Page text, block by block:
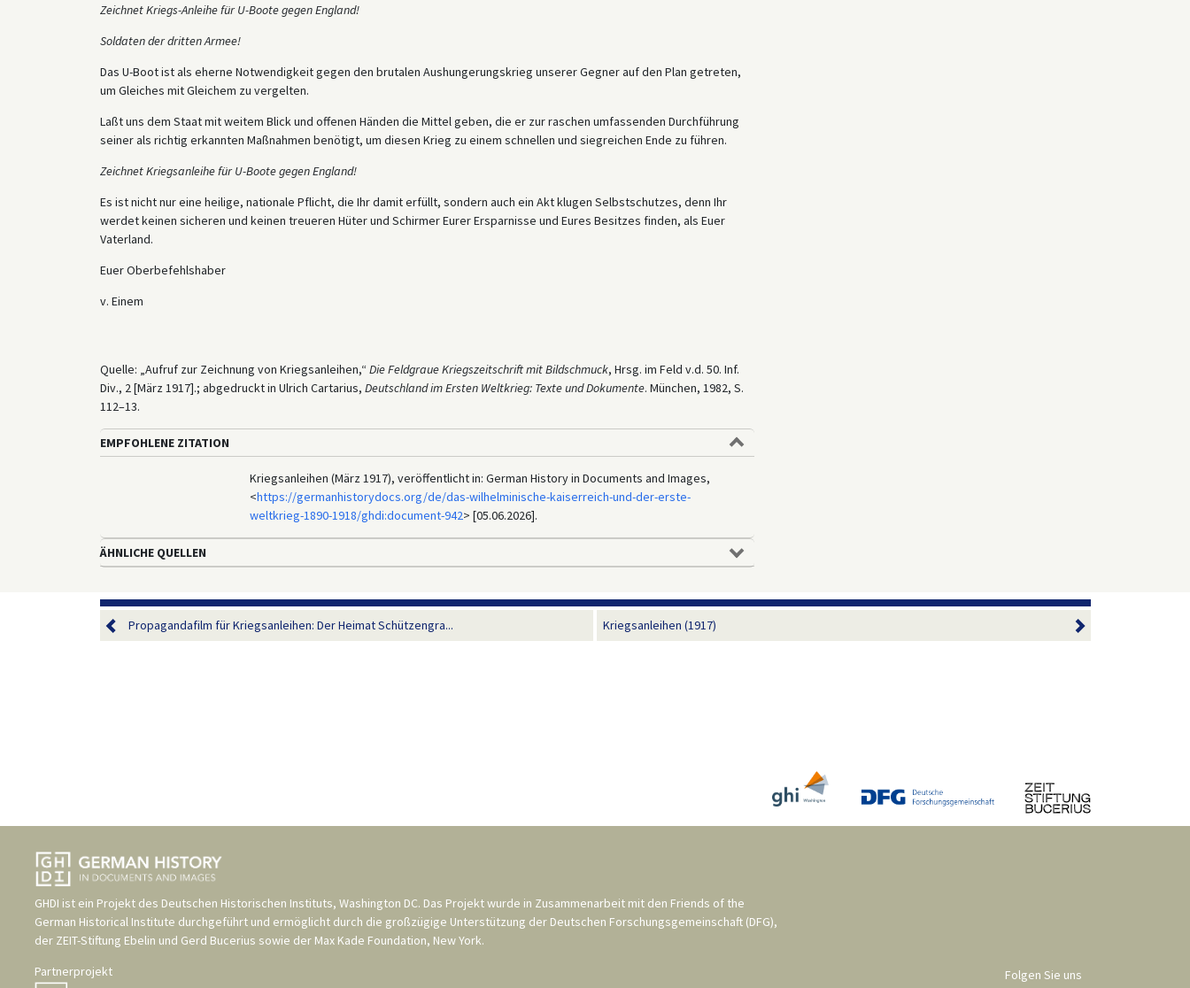
Zeichnet Kriegs-Anleihe für U-Boote gegen England!
Soldaten der dritten Armee!
Das U-Boot ist als eherne Notwendigkeit gegen den brutalen Aushungerungskrieg unserer Gegner auf den Plan getreten,
um Gleiches mit Gleichem zu vergelten.
Laßt uns dem Staat mit weitem Blick und offenen Händen die Mittel geben, die er zur raschen umfassenden Durchführung
seiner als richtig erkannten Maßnahmen benötigt, um diesen Krieg zu einem schnellen und siegreichen Ende zu führen.
Zeichnet Kriegsanleihe für U-Boote gegen England!
Es ist nicht nur eine heilige, nationale Pflicht, die Ihr damit erfüllt, sondern auch ein Akt klugen Selbstschutzes, denn Ihr
werdet keinen sicheren und keinen treueren Hüter und Schirmer Eurer Ersparnisse und Eures Besitzes finden, als Euer
Vaterland.
Euer Oberbefehlshaber
v. Einem
Quelle: „Aufruf zur Zeichnung von Kriegsanleihen,“ Die Feldgraue Kriegszeitschrift mit Bildschmuck, Hrsg. im Feld v.d. 50. Inf.
Div., 2 [März 1917].; abgedruckt in Ulrich Cartarius, Deutschland imErsten Weltkrieg: Texte und Dokumente. München, 1982, S.
112–13.
EMPFOHLENE ZITATION
Kriegsanleihen (März 1917), veröffentlicht in: German History in Documents and Images,
<https://germanhistorydocs.org/de/das-wilhelminische-kaiserreich-und-der-erste-
weltkrieg-1890-1918/ghdi:document-942> [05.06.2026].
ÄHNLICHE QUELLEN
Propagandafilm für Kriegsanleihen: Der Heimat Schützengra... Kriegsanleihen (1917)
GHDI ist ein Projekt des Deutschen Historischen Instituts, Washington DC. Das Projekt wurde in Zusammenarbeit mit den Friends of the
German Historical Institute durchgeführt und ermöglicht durch die großzügige Unterstützung der Deutschen Forschungsgemeinschaft (DFG),
der ZEIT-Stiftung Ebelin und Gerd Bucerius sowie der Max Kade Foundation, New York.
Partnerprojekt
Folgen Sie uns